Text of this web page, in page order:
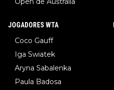
JOGADORES WTA
Coco Gauff
Iga Swiatek
Aryna Sabalenka
Paula Badosa